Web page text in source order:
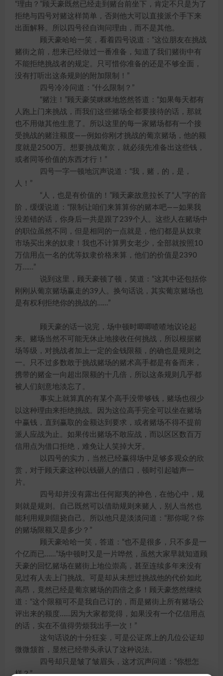
“理由？”顾天豪既然已经走到赌台前坐下，肯定不只是为了
拒绝与四号对赌这样简单，否则他大可以直接派个手下来
出面解释。所以四号径自询问理由，而不是其他。
顾天豪哈哈一笑，看着四号说道：“这位朋友在挑战
赌街之前，想来已经做过一番准备，知道了我们赌街中有
不能拒绝挑战者的规定。只可惜你准备的还是不够全面，
没有打听出这条规则的附加限制！”
四号冷冷问道：“什么限制？”
“赌注！”顾天豪笑眯眯地悠然答道：“如果每天都有
人跑上门来挑战，而我们这些赌场全都要接待的话，那就
也不用做其他生意了。所以这里的每一家赌场都有一个接
受挑战的赌注额度——例如你刚才挑战的葡京赌场，他的额
度就是2500万。想要挑战葡京，就必须先准备出这些钱，
或者同等价值的东西才行！”
四号一字一顿地沉声说道：“我，赌，的，是，
人！”
“人，也是有价值的！”顾天豪故意拉长了“人”字的音
阶，缓缓说道：“限制让咱们来算算你的赌本吧——如果我
没差错的话，你身后一共是跟了239个人。这些人在赌场中
的职位虽然不同，但是相同的一点就是，他们都是从奴隶
市场买出来的奴隶！我也不计算男女老少，全部就按照10
万信用点一名的优等奴隶价格来算，他们的价值是2390
万……”
说到这里，顾天豪顿了顿，笑道：“这其中还包括你
刚刚从葡京赌场赢走的39人。换句话说，其实葡京赌场也
是有权利拒绝你的挑战的……”
顾天豪的话一说完，场中顿时唧唧喳喳地议论起
来。赌场当然不可能无休止地接收任何挑战，所以根据赌
场等级，对挑战者加上一定的金钱限额，的确也是规则之
一。只不过多数敢于挑战赌场的赌术高手都是有备而来，
携带的赌金一向超出限额的十几倍，所以这条规则几乎都
被人们刻意地淡忘了。
事实上就算真的有某个高手没带够钱，赌场也很少
以这种理由来拒绝挑战。因为这位高手完全可以坐在赌场
中赢钱，直到赢取的金额达到要求，或者赌场不得不提前
派人应战为止。如果传出赌场不敢应战，而以区区数百万
信用点为借口拒绝，难免让人笑掉大牙。
以四号的实力，当然已经赢得场中足够多观众的欣
赏，对于顾天豪这种以钱砸人的借口，顿时引起嘘声一
片。
四号却并没有露出任何鄙夷的神色，在他心中，规
则就是规则。自己既然可以借助规则来赌人，别人当然也
能利用规则阻挠自己。所以他只是淡淡问道：“那你呢？你
的赌场限额又是多少？”
顾天豪哈哈一笑，答道：“也不是很多，只不多是一
个亿而已……”场中顿时又是一片哗然，虽然大家早就知道顾
天豪的回忆赌场在赌街上地位崇高，甚至连续多年来没有
见过有人去上门挑战。可是却从未想过挑战他的代价如此
高昂，竟然已经是葡京赌场的四倍之多！顾天豪悠然继续
道：“这个限额可不是我自己订的，而是赌街上所有赌场公
评出来的额度……因为大家都觉得，如果没有一个亿信用点
的话，实在不值得劳烦我出手一次！”
这句话说的十分狂妄，可是公证席上的几位公证却
微微颔首，显然已经带头承认了这种说法。
四号却只是皱了皱眉头，这才沉声问道：“你想怎
样？”